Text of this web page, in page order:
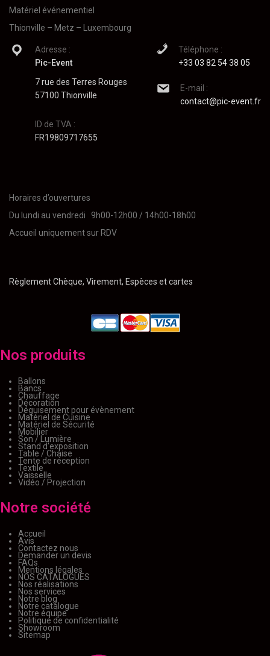
Matériel événementiel
Thionville – Metz – Luxembourg
Adresse :
Pic-Event
7 rue des Terres Rouges
57100 Thionville
ID de TVA :
FR19809717655
Téléphone :
+33 03 82 54 38 05
E-mail :
contact@pic-event.fr
Horaires d’ouvertures
Du lundi au vendredi 9h00-12h00 / 14h00-18h00
Accueil uniquement sur RDV
Règlement Chèque, Virement, Espèces et cartes
Nos produits
Ballons
Bancs
Chauffage
Décoration
Déguisement pour évènement
Matériel de Cuisine
Matériel de Sécurité
Mobilier
Son / Lumière
Stand d'exposition
Table / Chaise
Tente de réception
Textile
Vaisselle
Vidéo / Projection
Notre société
Accueil
Avis
Contactez nous
Demander un devis
FAQs
Mentions légales
NOS CATALOGUES
Nos réalisations
Nos services
Notre blog
Notre catalogue
Notre équipe
Politique de confidentialité
Showroom
Sitemap